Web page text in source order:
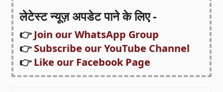
लेटेस्ट न्यूज़ अपडेट पाने के लिए -
👉Join our WhatsApp Group
👉Subscribe our YouTube Channel
👉Like our Facebook Page